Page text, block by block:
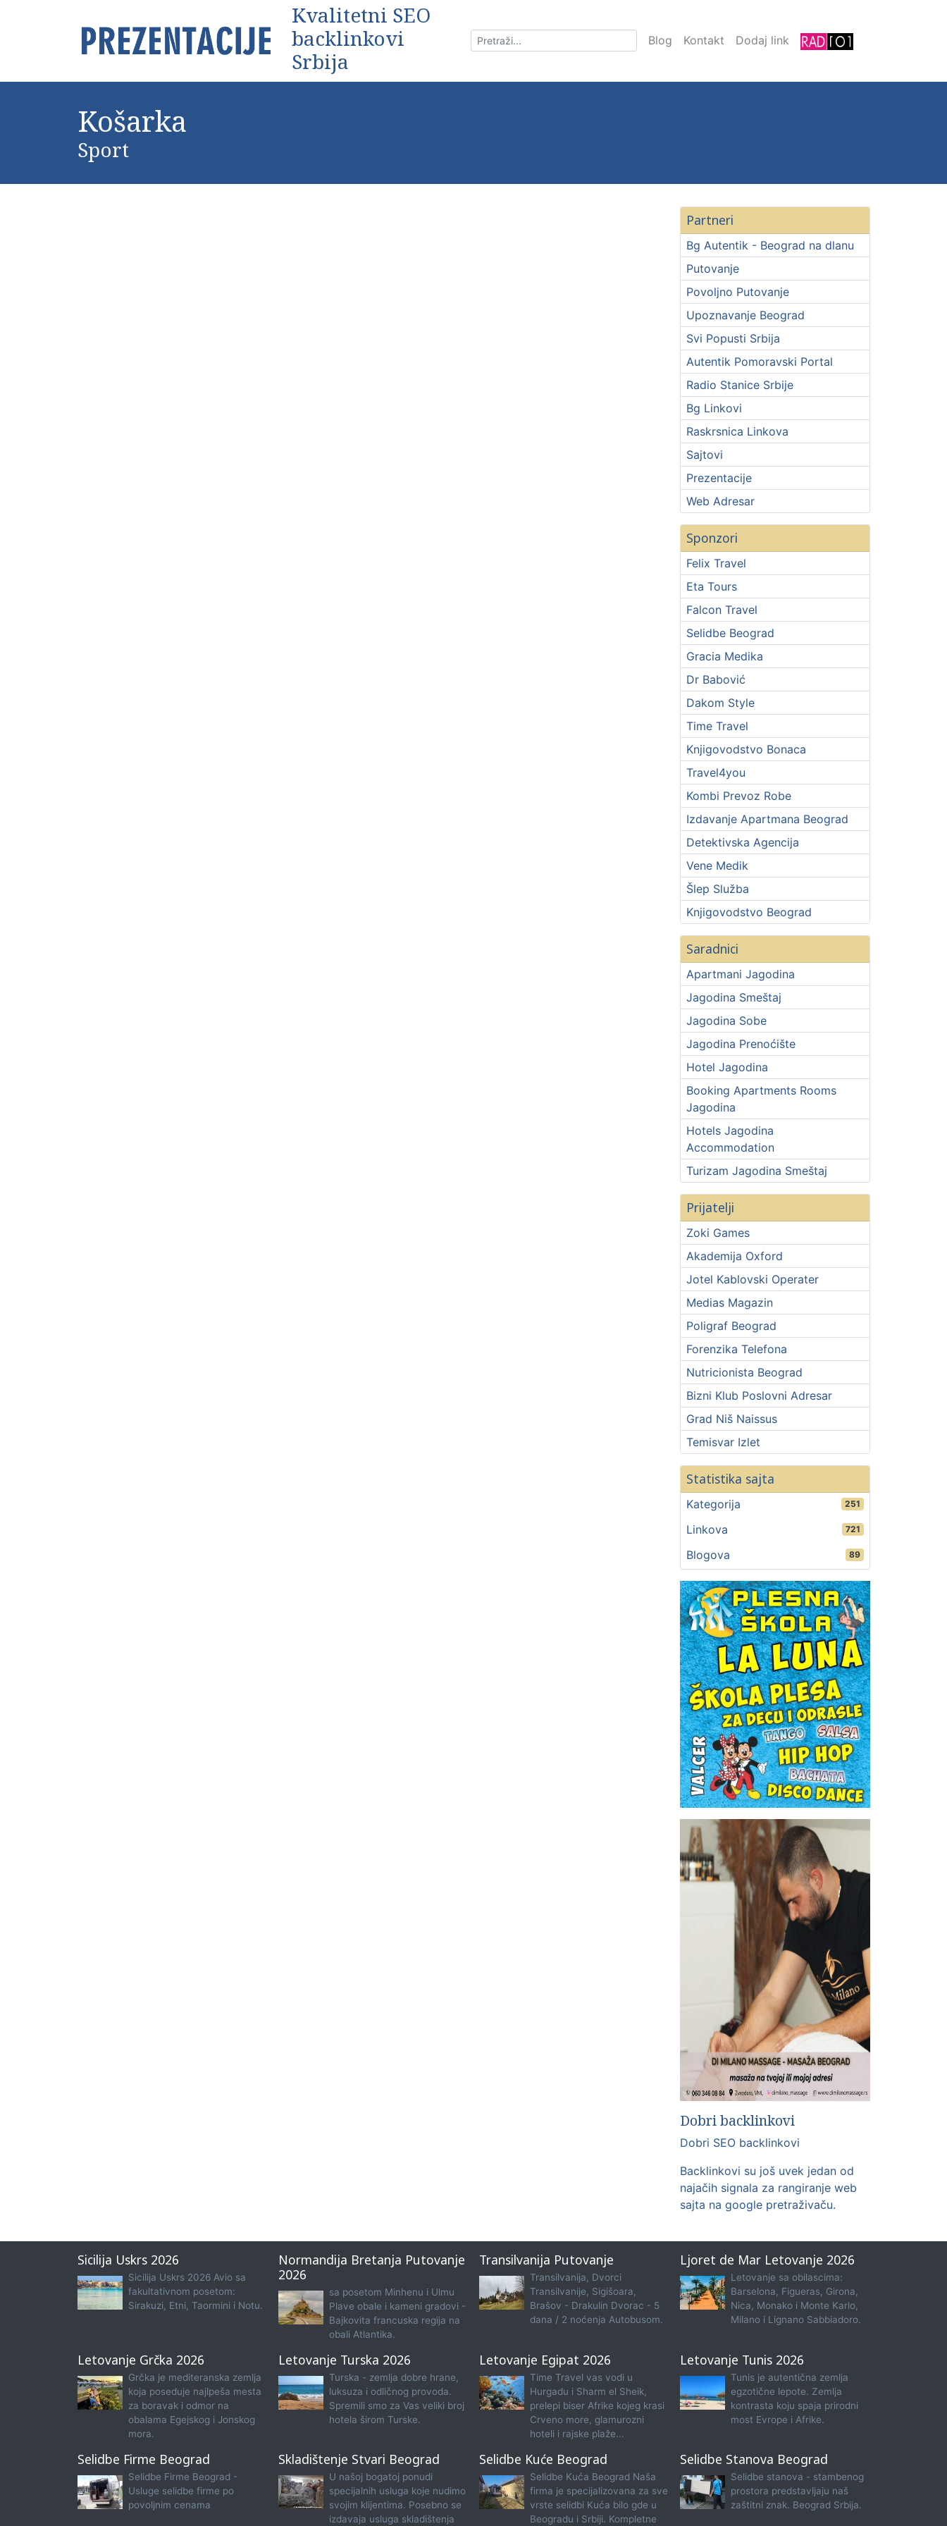
Kvalitetni SEO
backlinkovi
Srbija
Blog Kontakt Dodaj link
Košarka
Sport
Partneri
Bg Autentik - Beograd na dlanu
Putovanje
Povoljno Putovanje
Upoznavanje Beograd
Svi Popusti Srbija
Autentik Pomoravski Portal
Radio Stanice Srbije
Bg Linkovi
Raskrsnica Linkova
Sajtovi
Prezentacije
Web Adresar
Sponzori
Felix Travel
Eta Tours
Falcon Travel
Selidbe Beograd
Gracia Medika
Dr Babović
Dakom Style
Time Travel
Knjigovodstvo Bonaca
Travel4you
Kombi Prevoz Robe
Izdavanje Apartmana Beograd
Detektivska Agencija
Vene Medik
Šlep Služba
Knjigovodstvo Beograd
Saradnici
Apartmani Jagodina
Jagodina Smeštaj
Jagodina Sobe
Jagodina Prenoćište
Hotel Jagodina
Booking Apartments Rooms
Jagodina
Hotels Jagodina
Accommodation
Turizam Jagodina Smeštaj
Prijatelji
Zoki Games
Akademija Oxford
Jotel Kablovski Operater
Medias Magazin
Poligraf Beograd
Forenzika Telefona
Nutricionista Beograd
Bizni Klub Poslovni Adresar
Grad Niš Naissus
Temisvar Izlet
Statistika sajta
Kategorija 251
Linkova 721
Blogova 89
Dobri backlinkovi
Dobri SEO backlinkovi
Backlinkovi su još uvek jedan od
najačih signala za rangiranje web
sajta na google pretraživaču.
Sicilija Uskrs 2026
Sicilija Uskrs 2026 Avio sa
fakultativnom posetom:
Sirakuzi, Etni, Taormini i Notu.
Normandija Bretanja Putovanje
2026
sa posetom Minhenu i Ulmu
Plave obale i kameni gradovi -
Bajkovita francuska regija na
obali Atlantika.
Transilvanija Putovanje
Transilvanija, Dvorci
Transilvanije, Sigišoara,
Brašov - Drakulin Dvorac - 5
dana / 2 noćenja Autobusom.
Ljoret de Mar Letovanje 2026
Letovanje sa obilascima:
Barselona, Figueras, Girona,
Nica, Monako i Monte Karlo,
Milano i Lignano Sabbiadoro.
Letovanje Grčka 2026
Grčka je mediteranska zemlja
koja poseduje najlpeša mesta
za boravak i odmor na
obalama Egejskog i Jonskog
mora.
Letovanje Turska 2026
Turska - zemlja dobre hrane,
luksuza i odličnog provoda.
Spremili smo za Vas veliki broj
hotela širom Turske.
Letovanje Egipat 2026
Time Travel vas vodi u
Hurgadu i Sharm el Sheik,
prelepi biser Afrike kojeg krasi
Crveno more, glamurozni
hoteli i rajske plaže...
Letovanje Tunis 2026
Tunis je autentična zemlja
egzotične lepote. Zemlja
kontrasta koju spaja prirodni
most Evrope i Afrike.
Selidbe Firme Beograd
Selidbe Firme Beograd -
Usluge selidbe firme po
povoljnim cenama
Skladištenje Stvari Beograd
U našoj bogatoj ponudi
specijalnih usluga koje nudimo
svojim klijentima. Posebno se
izdavaja usluga skladištenja
Selidbe Kuće Beograd
Selidbe Kuća Beograd Naša
firma je specijalizovana za sve
vrste selidbi Kuća bilo gde u
Beogradu i Srbiji. Kompletne
Selidbe Stanova Beograd
Selidbe stanova - stambenog
prostora predstavljaju naš
zaštitni znak. Beograd Srbija.